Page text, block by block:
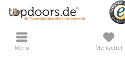
Merkzettel
Menü